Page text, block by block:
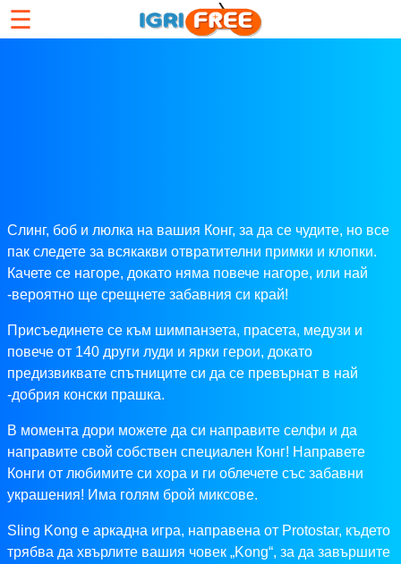
☰
Слинг, боб и люлка на вашия Конг, за да се чудите, но все
пак следете за всякакви отвратителни примки и клопки.
Качете се нагоре, докато няма повече нагоре, или най
-вероятно ще срещнете забавния си край!
Присъединете се към шимпанзета, прасета, медузи и
повече от 140 други луди и ярки герои, докато
предизвиквате спътниците си да се превърнат в най
-добрия конски прашка.
В момента дори можете да си направите селфи и да
направите свой собствен специален Конг! Направете
Конги от любимите си хора и ги облечете със забавни
украшения! Има голям брой миксове.
Sling Kong е аркадна игра, направена от Protostar, където
трябва да хвърлите вашия човек „Kong“, за да завършите